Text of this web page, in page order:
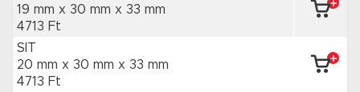
19 mm x 30 mm x 33 mm
4713 Ft
SIT
20 mm x 30 mm x 33 mm
4713 Ft